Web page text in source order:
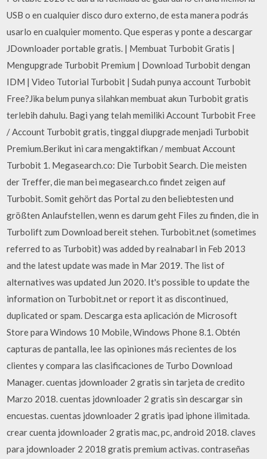
USB o en cualquier disco duro externo, de esta manera podrás
usarlo en cualquier momento. Que esperas y ponte a descargar
JDownloader portable gratis. | Membuat Turbobit Gratis |
Mengupgrade Turbobit Premium | Download Turbobit dengan
IDM | Video Tutorial Turbobit | Sudah punya account Turbobit
Free?Jika belum punya silahkan membuat akun Turbobit gratis
terlebih dahulu. Bagi yang telah memiliki Account Turbobit Free
/ Account Turbobit gratis, tinggal diupgrade menjadi Turbobit
Premium.Berikut ini cara mengaktifkan / membuat Account
Turbobit 1. Megasearch.co: Die Turbobit Search. Die meisten
der Treffer, die man bei megasearch.co findet zeigen auf
Turbobit. Somit gehört das Portal zu den beliebtesten und
größten Anlaufstellen, wenn es darum geht Files zu finden, die in
Turbolift zum Download bereit stehen. Turbobit.net (sometimes
referred to as Turbobit) was added by realnabarl in Feb 2013
and the latest update was made in Mar 2019. The list of
alternatives was updated Jun 2020. It's possible to update the
information on Turbobit.net or report it as discontinued,
duplicated or spam. Descarga esta aplicación de Microsoft
Store para Windows 10 Mobile, Windows Phone 8.1. Obtén
capturas de pantalla, lee las opiniones más recientes de los
clientes y compara las clasificaciones de Turbo Download
Manager. cuentas jdownloader 2 gratis sin tarjeta de credito
Marzo 2018. cuentas jdownloader 2 gratis sin descargar sin
encuestas. cuentas jdownloader 2 gratis ipad iphone ilimitada.
crear cuenta jdownloader 2 gratis mac, pc, android 2018. claves
para jdownloader 2 2018 gratis premium activas. contraseñas